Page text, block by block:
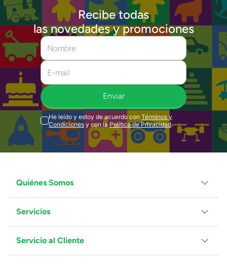
Recibe todas
las novedades y promociones
Enviar
He leído y estoy de acuerdo con Términos y
Condiciones y con la Política de Privacidad.
Quiénes Somos
Grupo Juguetron
Localiza tu tienda
Blog
Servicios
Facturación
Proveedores
Servicio al Cliente